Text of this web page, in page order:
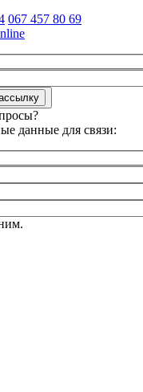
067 457 80 69
данные для связи: